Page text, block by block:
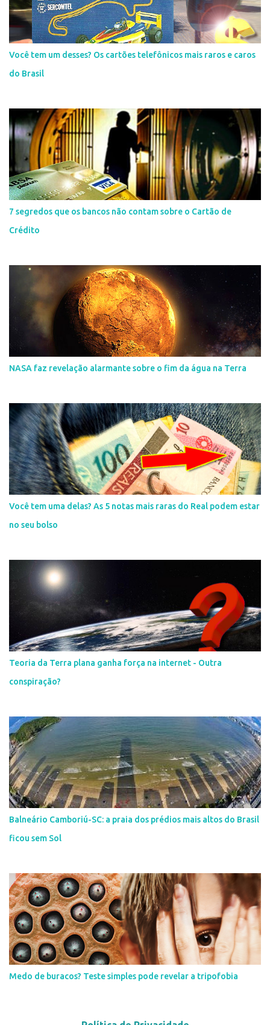
Você tem um desses? Os cartões telefônicos mais raros e caros
do Brasil
7 segredos que os bancos não contam sobre o Cartão de
Crédito
NASA faz revelação alarmante sobre o fim da água na Terra
Você tem uma delas? As 5 notas mais raras do Real podem estar
no seu bolso
Teoria da Terra plana ganha força na internet - Outra
conspiração?
Balneário Camboriú-SC: a praia dos prédios mais altos do Brasil
ficou sem Sol
Medo de buracos? Teste simples pode revelar a tripofobia